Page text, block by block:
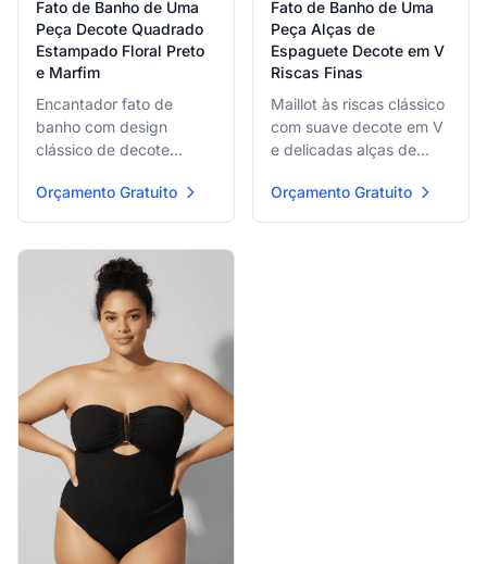
Fato de Banho de Uma
Peça Decote Quadrado
Estampado Floral Preto
e Marfim
Encantador fato de
banho com design
clássico de decote
grossas de suporte, com
impressionante
floral preta em grande
escala sobre fundo
marfim para elegância
artística à beira da praia.
Orçamento Gratuito
Fato de Banho de Uma
Peça Alças de
Espaguete Decote em V
Riscas Finas
Maillot às riscas clássico
com suave decote em V
e delicadas alças de
padrão de riscas
horizontais finas
Orçamento Gratuito